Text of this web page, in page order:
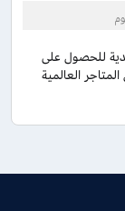
للحصول على
العالمية